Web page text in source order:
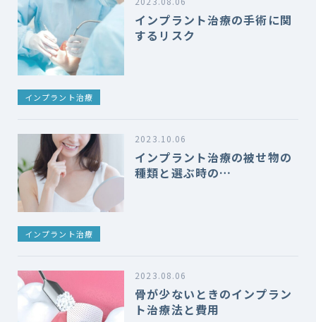
インプラント治療の手術に関
するリスク
インプラント治療
2023.10.06
インプラント治療の被せ物の
種類と選ぶ時の…
インプラント治療
2023.08.06
骨が少ないときのインプラン
ト治療法と費用